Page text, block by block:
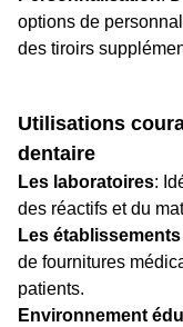
options de
des tiroirs
Utilisations
dentaire
Les laboratoires:
des réactifs et du
Les
de fournitures
patients.
Environnement